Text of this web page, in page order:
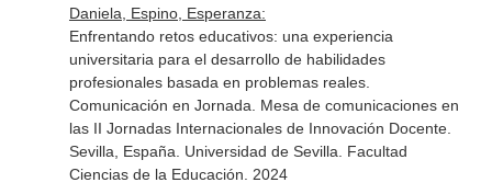
Daniela, Espino, Esperanza:
Enfrentando retos educativos: una experiencia
universitaria para el desarrollo de habilidades
profesionales basada en problemas reales.
Comunicación en Jornada. Mesa de comunicaciones en
las II Jornadas Internacionales de Innovación Docente.
Sevilla, España. Universidad de Sevilla. Facultad
Ciencias de la Educación. 2024